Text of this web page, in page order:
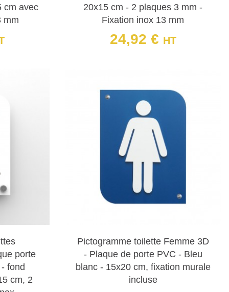
avec effet 3D assure une identification claire des
hommes est conçu pour une installation facile
avancées telles que la gravure laser et la
créant des détails fins et nets sur divers
en combinant différentes couches, renforçant
:
offre une finition moderne et élégante.
couleurs vives et aux formes variées.
cm avec
mm
20x15 cm - 2 plaques 3 mm -
Fixation inox 13 mm
Prix
24,92 € HT
porte
fond
cm, 2
Pictogramme toilette Femme 3D
- Plaque de porte PVC - Bleu
blanc - 15x20 cm, fixation murale
incluse